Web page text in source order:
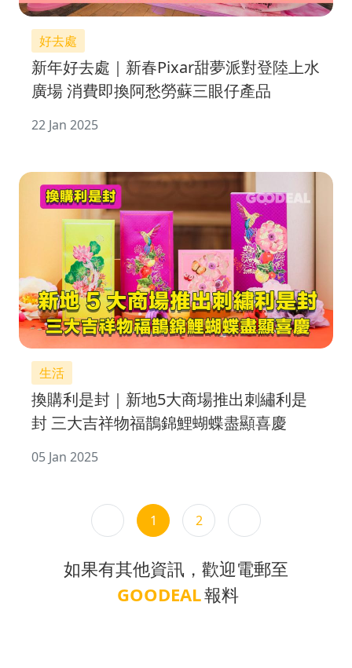
好去處
新年好去處｜新春Pixar甜夢派對登陸上水
廣場 消費即換阿愁勞蘇三眼仔產品
22 Jan 2025
生活
換購利是封｜新地5大商場推出刺繡利是
封 三大吉祥物福鵲錦鯉蝴蝶盡顯喜慶
05 Jan 2025
1 2
如果有其他資訊，歡迎電郵至
GOODEAL報料